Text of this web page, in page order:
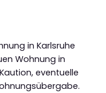
in Karlsruhe
Wohnung in
eventuelle